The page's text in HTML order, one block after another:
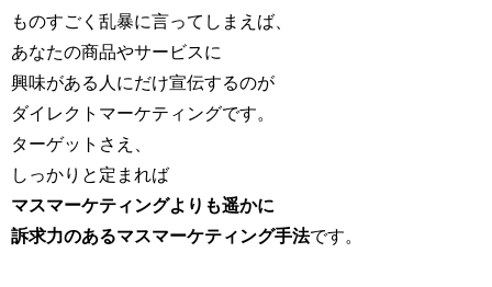
ものすごく乱暴に言ってしまえば、
あなたの商品やサービスに
興味がある人にだけ宣伝するのが
ダイレクトマーケティングです。
ターゲットさえ、
しっかりと定まれば
マスマーケティングよりも遥かに
訴求力のあるマスマーケティング手法です。